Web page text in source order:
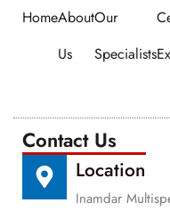
HomeAbout
Us
Our
Specialists
Contact Us
Location
Inamdar